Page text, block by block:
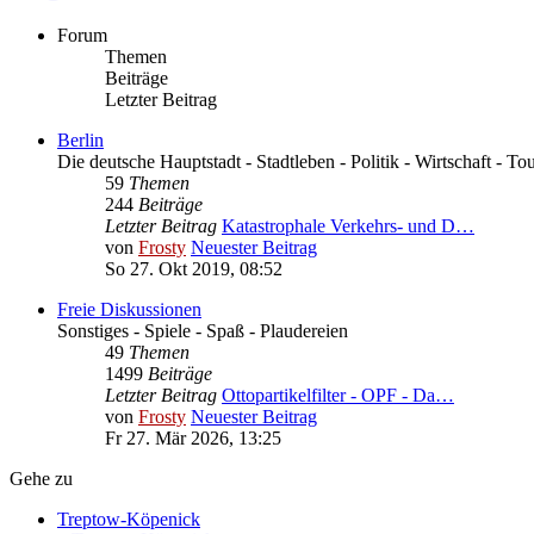
Forum
Themen
Beiträge
Letzter Beitrag
Berlin
Die deutsche Hauptstadt - Stadtleben - Politik - Wirtschaft -
59 Themen
244 Beiträge
Letzter Beitrag Katastrophale Verkehrs- und D…
von Frosty Neuester Beitrag
So 27. Okt 2019, 08:52
Freie Diskussionen
Sonstiges - Spiele - Spaß - Plaudereien
49 Themen
1499 Beiträge
Letzter Beitrag Ottopartikelfilter - OPF - Da…
von Frosty Neuester Beitrag
Fr 27. Mär 2026, 13:25
Gehe zu
Treptow-Köpenick